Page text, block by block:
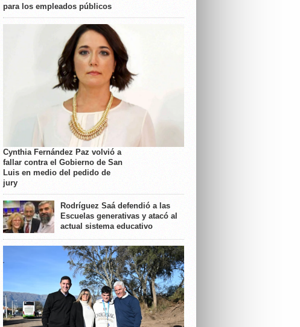
para los empleados públicos
Cynthia Fernández Paz volvió a
fallar contra el Gobierno de San
Luis en medio del pedido de
jury
Rodríguez Saá defendió a las
Escuelas generativas y atacó al
actual sistema educativo